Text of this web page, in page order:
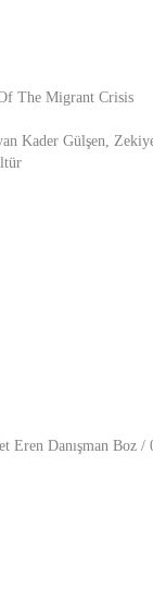
The Migrant Crisis
Kader Gülşen,
Eren Danışman Boz /